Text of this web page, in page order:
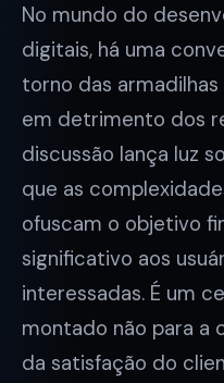
No mundo do
digitais, há uma
torno das
em detrimento dos
discussão lança luz
que as
ofuscam o objetivo
significativo aos
interessadas. É um
montado não para a
da satisfação do